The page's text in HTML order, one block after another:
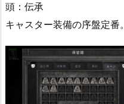
頭：伝承
キャスター装備の序盤定番。